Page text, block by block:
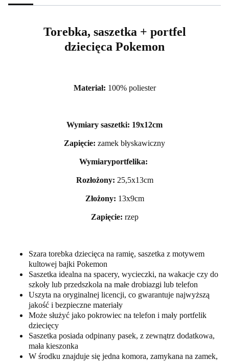
Torebka, saszetka + portfel
dziecięca Pokemon
Materiał: 100% poliester
Wymiary saszetki: 19x12cm
Zapięcie: zamek błyskawiczny
Wymiaryportfelika:
Rozłożony: 25,5x13cm
Złożony: 13x9cm
Zapięcie: rzep
Szara torebka dziecięca na ramię, saszetka z motywem
kultowej bajki Pokemon
Saszetka idealna na spacery, wycieczki, na wakacje czy do
szkoły lub przedszkola na małe drobiazgi lub telefon
Uszyta na oryginalnej licencji, co gwarantuje najwyższą
jakość i bezpieczne materiały
Może służyć jako pokrowiec na telefon i mały portfelik
dziecięcy
Saszetka posiada odpinany pasek, z zewnątrz dodatkowa,
mała kieszonka
W środku znajduje się jedna komora, zamykana na zamek,